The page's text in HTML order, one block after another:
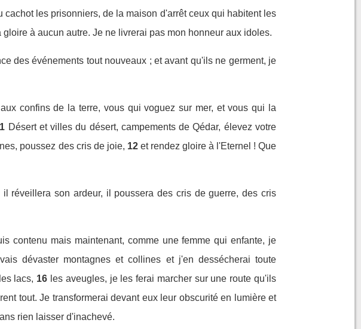
les prisonniers, de la maison d'arrêt ceux qui habitent les
à aucun autre. Je ne livrerai pas mon honneur aux idoles.
des événements tout nouveaux ; et avant qu'ils ne germent, je
confins de la terre, vous qui voguez sur mer, et vous qui la
Désert et villes du désert, campements de Qédar, élevez votre
poussez des cris de joie, 12 et rendez gloire à l'Eternel ! Que
réveillera son ardeur, il poussera des cris de guerre, des cris
contenu mais maintenant, comme une femme qui enfante, je
dévaster montagnes et collines et j'en dessécherai toute
lacs, 16 les aveugles, je les ferai marcher sur une route qu'ils
tout. Je transformerai devant eux leur obscurité en lumière et
rien laisser d'inachevé.